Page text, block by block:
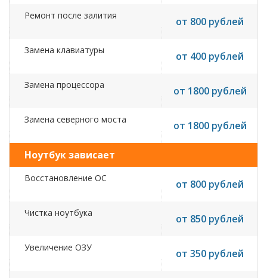
Ремонт после залития от 800 рублей
Замена клавиатуры от 400 рублей
Замена процессора от 1800 рублей
Замена северного моста от 1800 рублей
Ноутбук зависает
Восстановление ОС от 800 рублей
Чистка ноутбука от 850 рублей
Увеличение ОЗУ от 350 рублей